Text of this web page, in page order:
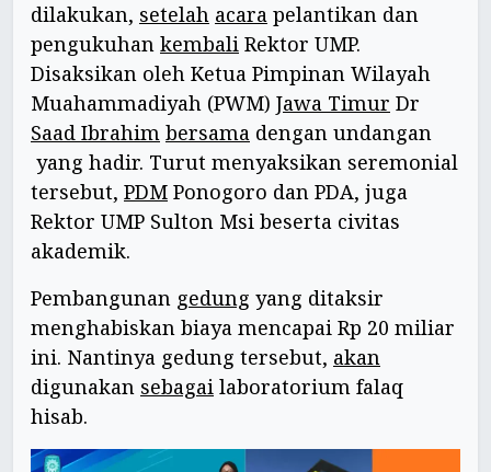
dilakukan, setelah acara pelantikan dan
pengukuhan kembali Rektor UMP.
Disaksikan oleh Ketua Pimpinan Wilayah
Muahammadiyah (PWM) Jawa Timur Dr
Saad Ibrahim bersama dengan undangan
yang hadir. Turut menyaksikan seremonial
tersebut, PDM Ponogoro dan PDA, juga
Rektor UMP Sulton Msi beserta civitas
akademik.
Pembangunan gedung yang ditaksir
menghabiskan biaya mencapai Rp 20 miliar
ini. Nantinya gedung tersebut, akan
digunakan sebagai laboratorium falaq
hisab.